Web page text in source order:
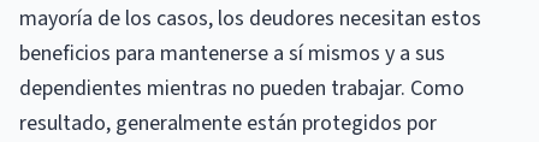
mayoría de los casos, los deudores necesitan estos
beneficios para mantenerse a sí mismos y a sus
dependientes mientras no pueden trabajar. Como
resultado, generalmente están protegidos por